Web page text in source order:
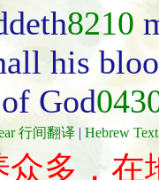
8210
his
of God
行间翻译 | Hebrew
多，在